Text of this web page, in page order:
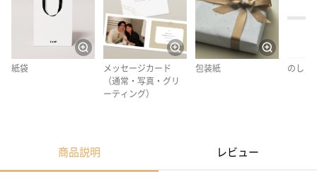
紙袋
メッセージカード
（通常・写真・グリ
ーティング）
包装紙 のし
商品説明 レビュー